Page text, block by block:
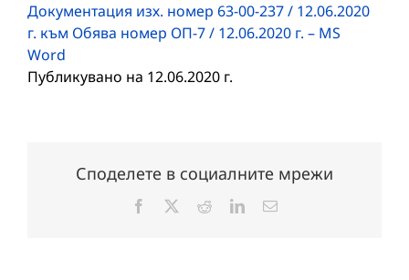
Документация изх. номер 63-00-237 / 12.06.2020
г. към Обява номер ОП-7 / 12.06.2020 г. – MS
Word
Публикувано на 12.06.2020 г.
Споделете в социалните мрежи
Facebook RedditLinkedInЕлектронна